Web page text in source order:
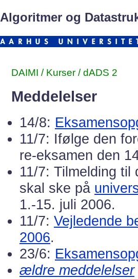
Algoritmer og
DAIMI / Kurser / dADS 2
Meddelelser
14/8:
11/7: Ifølge den
re-eksamen den
11/7: Tilmelding
skal ske på
1.-15. juli 2006.
11/7: Vejledende
2006.
23/6:
ældre meddelelser